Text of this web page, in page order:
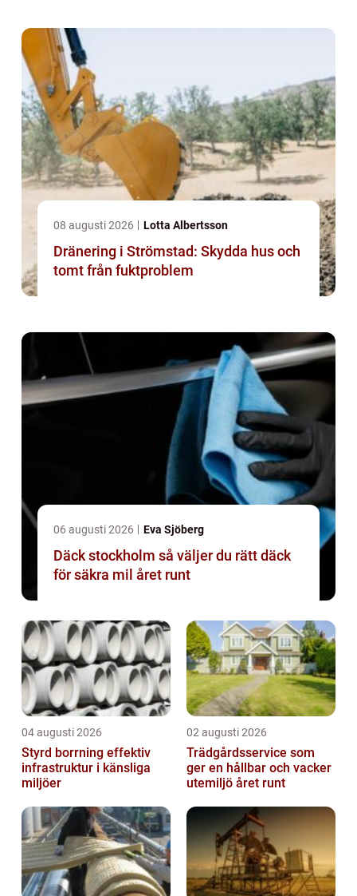
08 augusti 2026 Lotta Albertsson
Dränering i Strömstad: Skydda hus och
tomt från fuktproblem
06 augusti 2026 Eva Sjöberg
Däck stockholm så väljer du rätt däck
för säkra mil året runt
04 augusti 2026
Styrd borrning effektiv
infrastruktur i känsliga
miljöer
02 augusti 2026
Trädgårdsservice som
ger en hållbar och vacker
utemiljö året runt